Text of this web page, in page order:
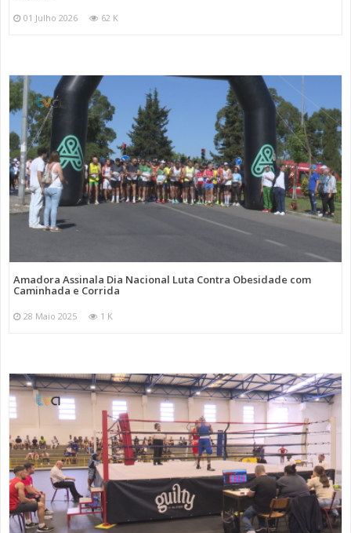
01 Julho 2026 62 K
Amadora Assinala Dia Nacional Luta Contra Obesidade com
Caminhada e Corrida
28 Maio 2025 1 K